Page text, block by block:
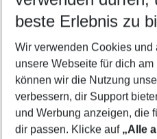
5-8
2 Erwachsene Keine
Mehr Filter
beste Erlebnis zu
Wir verwenden Cookies
unsere Webseite für dich
können wir die Nutzung
verbessern, dir Support
und Werbung anzeigen, die
dir passen. Klicke auf „Alle